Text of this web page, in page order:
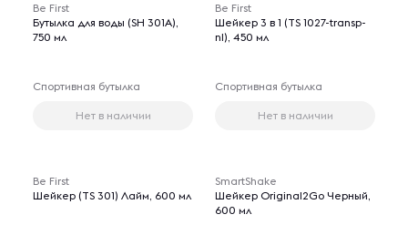
Be First
Бутылка для воды (SH 301A),
750 мл
Спортивная бутылка
Нет в наличии
Be First
Шейкер 3 в 1 (TS 1027-transp-
nl), 450 мл
Спортивная бутылка
Нет в наличии
Be First
Шейкер (TS 301) Лайм, 600 мл
SmartShake
Шейкер Original2Go Черный,
600 мл